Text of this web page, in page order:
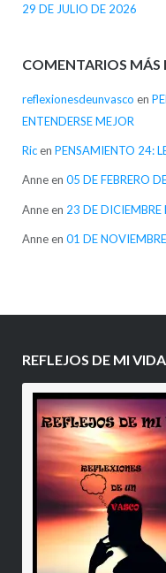
29 DE JULIO DE 2026
COMENTARIOS MÁS
reflexionesdeunvasco en
ENTENDERSE MEJOR
Ricen PENSAMIENTO 24:
Anneen 05 DE FEBRERO
Anneen 23 DE
Anneen 01 DE
REFLEJOS DE MI VIDA